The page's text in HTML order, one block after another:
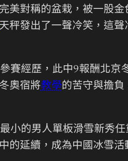
美對稱的盆栽，被一股
天秤發出了一聲冷笑，這
賽經歷，此中9報酬北京
奧宿將教學的苦守與擔負
小的男人單板滑雪新秀任
的延續，成為中國冰雪活